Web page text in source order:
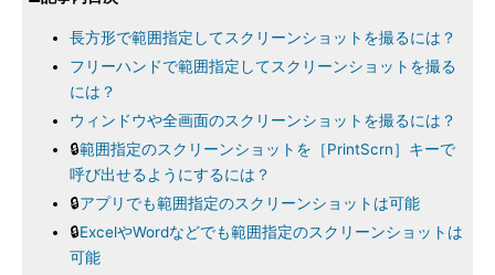
長方形で範囲指定してスクリーンショットを撮るには？
フリーハンドで範囲指定してスクリーンショットを撮る
には？
ウィンドウや全画面のスクリーンショットを撮るには？
🔒範囲指定のスクリーンショットを［PrintScrn］キーで
呼び出せるようにするには？
🔒アプリでも範囲指定のスクリーンショットは可能
🔒ExcelやWordなどでも範囲指定のスクリーンショットは
可能